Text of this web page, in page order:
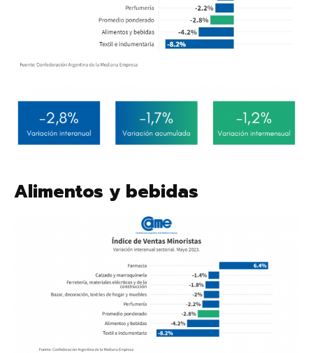
Alimentos y bebidas